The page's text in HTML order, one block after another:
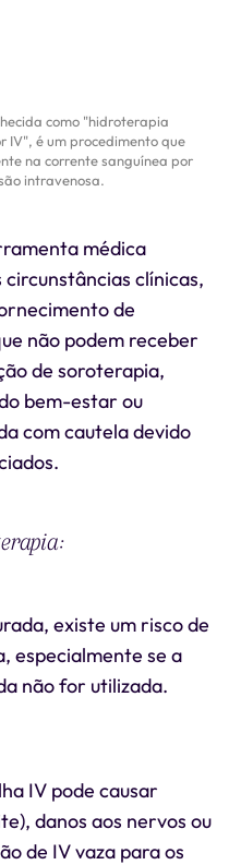
como "hidroterapia
IV", é um procedimento que
na corrente sanguínea por
intravenosa.
médica
clínicas,
de
não podem receber
de soroterapia,
bem-estar ou
com cautela devido
existe um risco de
especialmente se a
não for utilizada.
IV pode causar
danos aos nervos ou
de IV vaza para os